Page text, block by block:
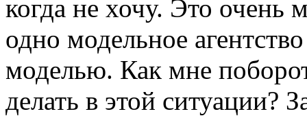
когда не хочу. Это очень
одно модельное
моделью. Как мне
делать в этой ситуации?